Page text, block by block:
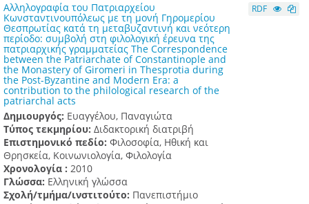
Αλληλογραφία του Πατριαρχείου
Κωνσταντινουπόλεως με τη μονή Γηρομερίου
Θεσπρωτίας κατά τη μεταβυζαντινή και νεότερη
περίοδο: συμβολή στη φιλολογική έρευνα της
πατριαρχικής γραμματείας The Correspondence
between the Patriarchate of Constantinople and
the Monastery of Giromeri in Thesprotia during
the Post-Byzantine and Modern Era: a
contribution to the philological research of the
patriarchal acts
Δημιουργός: Ευαγγέλου, Παναγιώτα
Τύπος τεκμηρίου: Διδακτορική διατριβή
Επιστημονικό πεδίο: Φιλοσοφία, Ηθική και
Θρησκεία, Κοινωνιολογία, Φιλολογία
Χρονολογία : 2010
Γλώσσα: Ελληνική γλώσσα
Σχολή/τμήμα/ινστιτούτο: Πανεπιστήμιο
RDF